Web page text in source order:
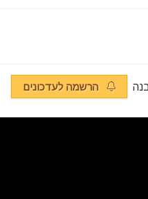
הרשמה לעדכונים